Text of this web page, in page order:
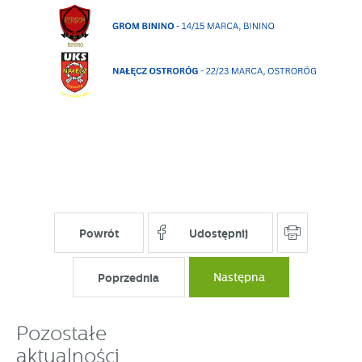
Powrót Udostępnij
Poprzednia Następna
Pozostałe
aktualności